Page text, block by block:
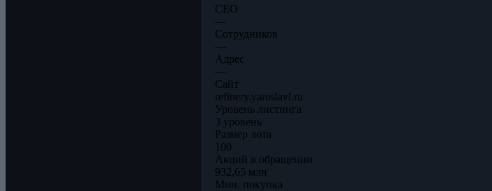
CEO
—
Сотрудников
—
Адрес
—
Сайт
refinery.yaroslavl.ru
Уровень листинга
3 уровень
Размер лота
100
Акций в обращении
932,65 млн
Мин. покупка